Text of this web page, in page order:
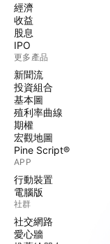
經濟
收益
股息
IPO
更多產品
新聞流
投資組合
基本圖
殖利率曲線
期權
宏觀地圖
Pine Script®
APP
行動裝置
電腦版
社群
社交網路
愛心牆